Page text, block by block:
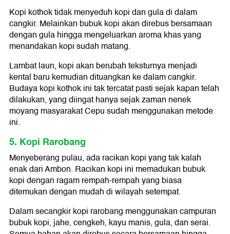
Kopi kothok tidak menyeduh kopi dan gula di dalam
cangkir. Melainkan bubuk kopi akan direbus bersamaan
dengan gula hingga mengeluarkan aroma khas yang
menandakan kopi sudah matang.
Lambat laun, kopi akan berubah teksturnya menjadi
kental baru kemudian dituangkan ke dalam cangkir.
Budaya kopi kothok ini tak tercatat pasti sejak kapan telah
dilakukan, yang diingat hanya sejak zaman nenek
moyang masyarakat Cepu sudah menggunakan metode
ini.
5. Kopi Rarobang
Menyeberang pulau, ada racikan kopi yang tak kalah
enak dari Ambon. Racikan kopi ini memadukan bubuk
kopi dengan ragam rempah-rempah yang biasa
ditemukan dengan mudah di wilayah setempat.
Dalam secangkir kopi rarobang menggunakan campuran
bubuk kopi, jahe, cengkeh, kayu manis, gula, dan serai.